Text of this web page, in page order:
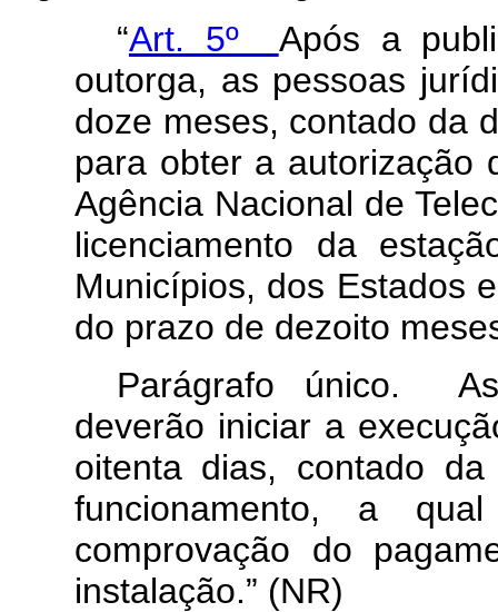
“Art. 5º Após a
outorga, as pessoas
doze meses, contado da
para obter a autorização
Agência Nacional de
licenciamento da
Municípios, dos Estados
do prazo de dezoito
Parágrafo único.
deverão iniciar a
oitenta dias, contado
funcionamento, a
comprovação do
instalação.” (NR)